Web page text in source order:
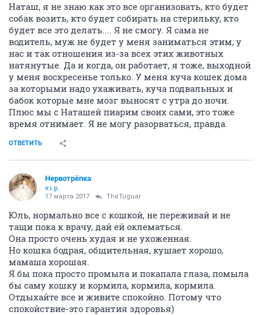
Наташ, я не знаю как это все организовать, кто будет
собак возить, кто будет собирать на стерильку, кто
будет все это делать.... Я не смогу. Я сама не
водитель, муж не будет у меня заниматься этим, у
нас и так отношения из-за всех этих животных
натянутые. Да и когда, он работает, я тоже, выходной
у меня воскресенье только. У меня куча кошек дома
за которыми надо ухаживать, куча подвальных и
бабок которые мне мозг выносят с утра до ночи.
Плюс мы с Наташей пиарим своих сами, это тоже
время отнимает. Я не могу разорваться, правда.
ОТВЕТИТЬ
Нервотрёпка
v.i.p.
17 марта 2017 TheTuguar
Юль, нормально все с кошкой, не переживай и не
тащи пока к врачу, дай ей оклематься.
Она просто очень худая и не ухоженная.
Но кошка бодрая, общительная, кушает хорошо,
мамаша хорошая.
Я бы пока просто промыла и покапала глаза, помыла
бы саму кошку и кормила, кормила, кормила.
Отдыхайте все и живите спокойно. Потому что
спокойствие-это гарантия здоровья)